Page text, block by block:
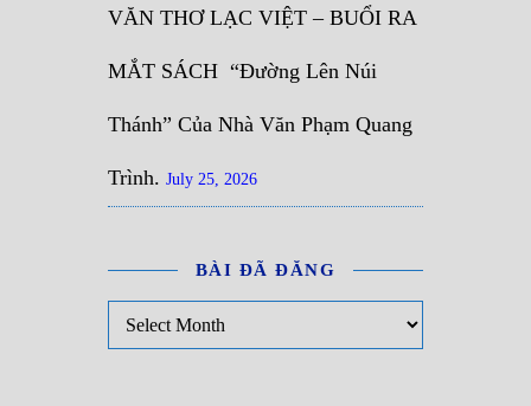
VĂN THƠ LẠC VIỆT – BUỔI RA
MẮT SÁCH “Đường Lên Núi
Thánh” Của Nhà Văn Phạm Quang
Trình. July 25, 2026
BÀI ĐÃ ĐĂNG